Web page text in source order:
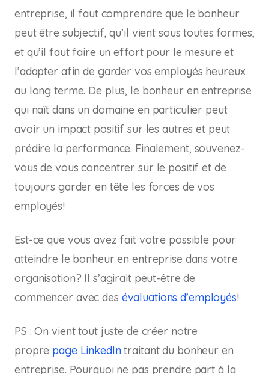
entreprise, il faut comprendre que le bonheur
peut être subjectif, qu’il vient sous toutes formes,
et qu’il faut faire un effort pour le mesure et
l’adapter afin de garder vos employés heureux
au long terme. De plus, le bonheur en entreprise
qui naît dans un domaine en particulier peut
avoir un impact positif sur les autres et peut
prédire la performance. Finalement, souvenez-
vous de vous concentrer sur le positif et de
toujours garder en tête les forces de vos
employés!
Est-ce que vous avez fait votre possible pour
atteindre le bonheur en entreprise dans votre
organisation? Il s’agirait peut-être de
commencer avec des évaluations d’employés!
PS : On vient tout juste de créer notre
propre page LinkedIntraitant du bonheur en
entreprise. Pourquoi ne pas prendre part à la